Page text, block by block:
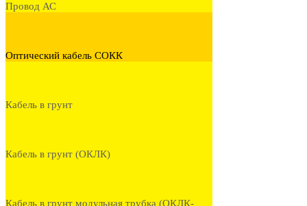
Провод АС
Оптический кабель СОКК
Кабель в грунт
Кабель в грунт (ОКЛК)
Кабель в грунт модульная трубка (ОКЛК-